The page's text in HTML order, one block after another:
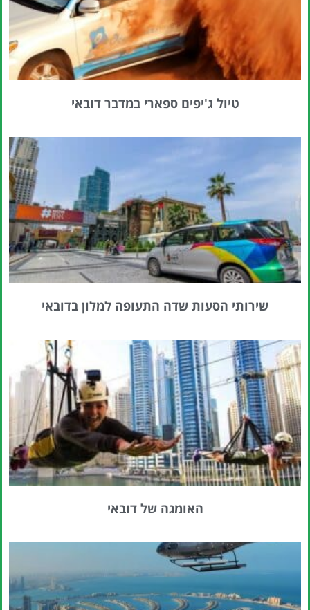
טיול ג'יפים ספארי במדבר דובאי
שירותי הסעות שדה התעופה למלון בדובאי
האומגה של דובאי